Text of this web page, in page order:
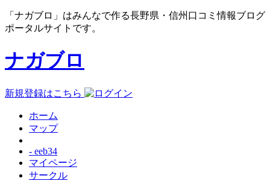
「ナガブロ」はみんなで作る長野県・信州口コミ情報ブログ
ポータルサイトです。
ナガブロ
新規登録はこちら
ホーム
マップ
- eeb34
マイページ
サークル